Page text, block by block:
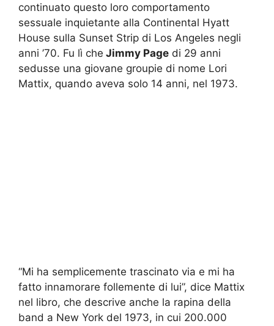
continuato questo loro comportamento
sessuale inquietante alla Continental Hyatt
House sulla Sunset Strip di Los Angeles negli
anni ’70. Fu lì che Jimmy Page di 29 anni
sedusse una giovane groupie di nome Lori
Mattix, quando aveva solo 14 anni, nel 1973.
“Mi ha semplicemente trascinato via e mi ha
fatto innamorare follemente di lui”, dice Mattix
nel libro, che descrive anche la rapina della
band a New York del 1973, in cui 200.000